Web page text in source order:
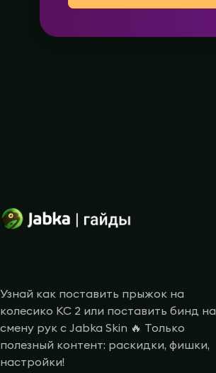
Узнай как поставить прыжок на
колесико КС 2 или поставить бинд на
смену рук с Jabka Skin 🔥 Только
полезный контент: раскидки, фишки,
настройки!